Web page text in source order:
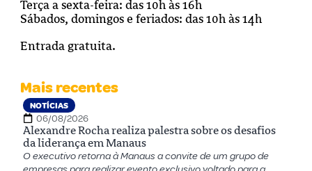
Terça a sexta-feira: das 10h às 16h
Sábados, domingos e feriados: das 10h às 14h
Entrada gratuita.
Mais recentes
NOTÍCIAS
06/08/2026
Alexandre Rocha realiza palestra sobre os desafios
da liderança em Manaus
O executivo retorna à Manaus a convite de um grupo de